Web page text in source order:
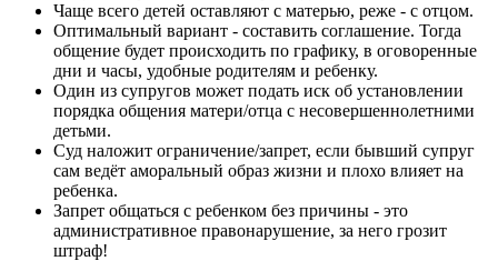
Чаще всего детей оставляют с матерью, реже - с отцом.
Оптимальный вариант - составить соглашение. Тогда
общение будет происходить по графику, в оговоренные
дни и часы, удобные родителям и ребенку.
Один из супругов может подать иск об установлении
порядка общения матери/отца с несовершеннолетними
детьми.
Суд наложит ограничение/запрет, если бывший супруг
сам ведёт аморальный образ жизни и плохо влияет на
ребенка.
Запрет общаться с ребенком без причины - это
административное правонарушение, за него грозит
штраф!